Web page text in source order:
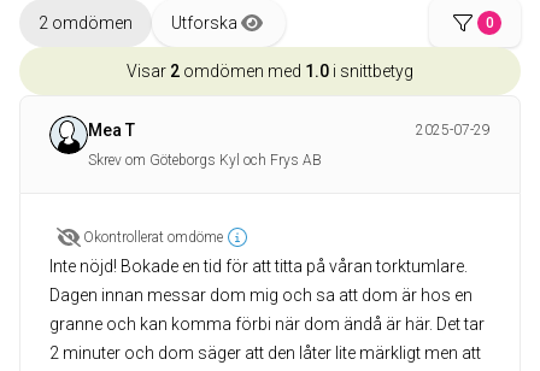
2 omdömen Utforska 0
Visar 2 omdömen med 1.0 i snittbetyg
Mea T
2025-07-29
Skrev om Göteborgs Kyl och Frys AB
Okontrollerat omdöme
Inte nöjd! Bokade en tid för att titta på våran torktumlare.
Dagen innan messar dom mig och sa att dom är hos en
granne och kan komma förbi när dom ändå är här. Det tar
2 minuter och dom säger att den låter lite märkligt men att